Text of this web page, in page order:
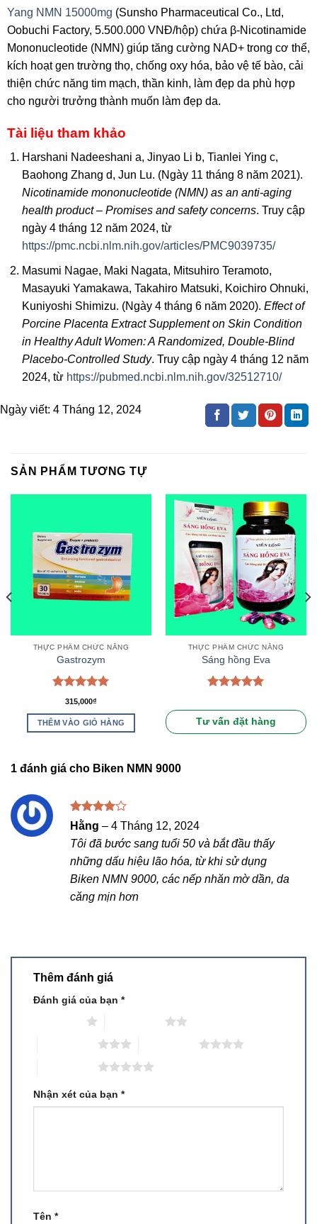
Yang NMN 15000mg (Sunsho Pharmaceutical Co., Ltd,
Oobuchi Factory, 5.500.000 VNĐ/hộp) chứa β-Nicotinamide
Mononucleotide (NMN) giúp tăng cường NAD+ trong cơ thể,
kích hoạt gen trường thọ, chống oxy hóa, bảo vệ tế bào, cải
thiện chức năng tim mạch, thần kinh, làm đẹp da phù hợp
cho người trưởng thành muốn làm đẹp da.
Tài liệu tham khảo
Harshani Nadeeshani a, Jinyao Li b, Tianlei Ying c,
Baohong Zhang d, Jun Lu. (Ngày 11 tháng 8 năm 2021).
Nicotinamide mononucleotide (NMN) as an anti-aging
health product – Promises and safety concerns. Truy cập
ngày 4 tháng 12 năm 2024, từ
https://pmc.ncbi.nlm.nih.gov/articles/PMC9039735/
Masumi Nagae, Maki Nagata, Mitsuhiro Teramoto,
Masayuki Yamakawa, Takahiro Matsuki, Koichiro Ohnuki,
Kuniyoshi Shimizu. (Ngày 4 tháng 6 năm 2020). Effect of
Porcine Placenta Extract Supplement on Skin Condition
in Healthy Adult Women: A Randomized, Double-Blind
Placebo-Controlled Study. Truy cập ngày 4 tháng 12 năm
2024, từ https://pubmed.ncbi.nlm.nih.gov/32512710/
Ngày viết: 4 Tháng 12, 2024
SẢN PHẨM TƯƠNG TỰ
THỰC PHẨM CHỨC NĂNG
Gastrozym
Được xếp
hạng
5 sao
315,000₫
THÊM VÀO GIỎ HÀNG
THỰC PHẨM CHỨC NĂNG
Sáng hồng Eva
hạng5.00
5 sao
Tư vấn đặt hàng
1 đánh giá cho Biken NMN 9000
Được
xếp hạng
45 sao
Hằng – 4 Tháng 12, 2024
Tôi đã bước sang tuổi 50 và bắt đầu thấy
những dấu hiệu lão hóa, từ khi sử dụng
Biken NMN 9000, các nếp nhăn mờ dần, da
căng mịn hơn
Thêm đánh giá
Đánh giá của bạn *
Nhận xét của bạn *
Tên *